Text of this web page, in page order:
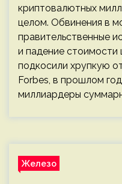
криптовалютных
целом. Обвинения в
правительственные
и падение стоимости
подкосили хрупкую
Forbes, в прошлом
миллиардеры
Железо